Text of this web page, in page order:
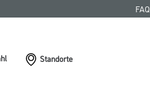
FAQ
Standorte